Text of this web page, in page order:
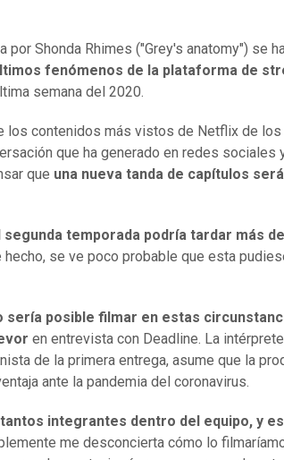
por Shonda Rhimes ("Grey's anatomy") se
fenómenos de la plataforma de
semana del 2020.
los contenidos más vistos de Netflix de
que ha generado en redes sociales
que una nueva tanda de capítulos
segunda temporada podría tardar más
hecho, se ve poco probable que esta
sería posible filmar en estas
en entrevista con Deadline. La
de la primera entrega, asume que la
ante la pandemia del coronavirus.
integrantes dentro del equipo, y
me desconcierta cómo lo